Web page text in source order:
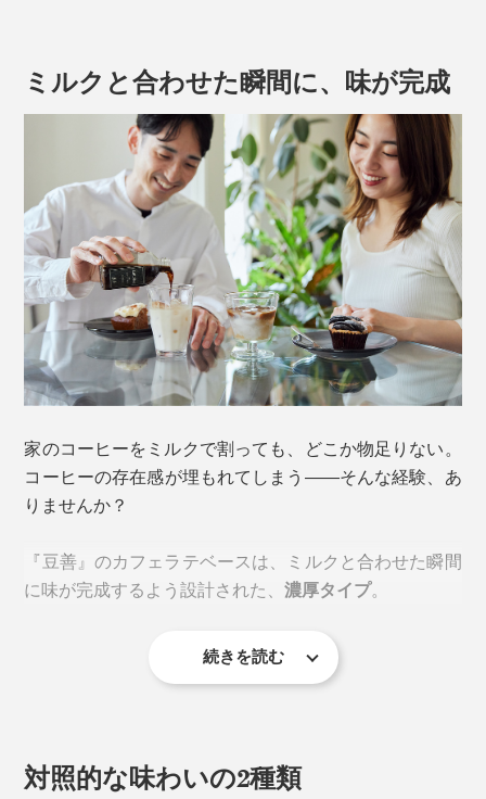
産地や農園、品種、精製方法まで明確に管理されている
のある風味が広がります。
一般的なコーヒーに混ざりがちな、
にする過度な深煎りに頼らないため、「焦げ感」や「重
たい後味」とも無縁です。
ミルクと合わせた瞬間に、味が完成
家のコーヒーをミルクで割っても、どこか物足りない。
コーヒーの存在感が埋もれてしまう――そんな経験、あ
りませんか？
『豆善』のカフェラテベースは、ミルクと合わせた瞬間
に味が完成するよう設計された、濃厚タイプ。
自家焙煎したスペシャルティコーヒーを、香りが逃げな
縮されています。
続きを読む
対照的な味わいの2種類